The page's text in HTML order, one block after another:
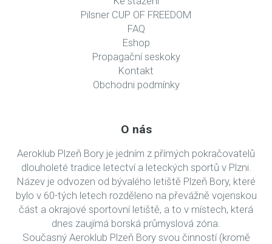
Pilsner CUP OF FREEDOM
FAQ
Eshop
Propagační seskoky
Kontakt
Obchodni podmínky
O nás
Aeroklub Plzeň Bory je jedním z přímých pokračovatelů
dlouholeté tradice letectví a leteckých sportů v Plzni.
Název je odvozen od bývalého letiště Plzeň Bory, které
bylo v 60-tých letech rozděleno na převážně vojenskou
část a okrajové sportovní letiště, a to v místech, která
dnes zaujímá borská průmyslová zóna.
Současný Aeroklub Plzeň Bory svou činností (kromě